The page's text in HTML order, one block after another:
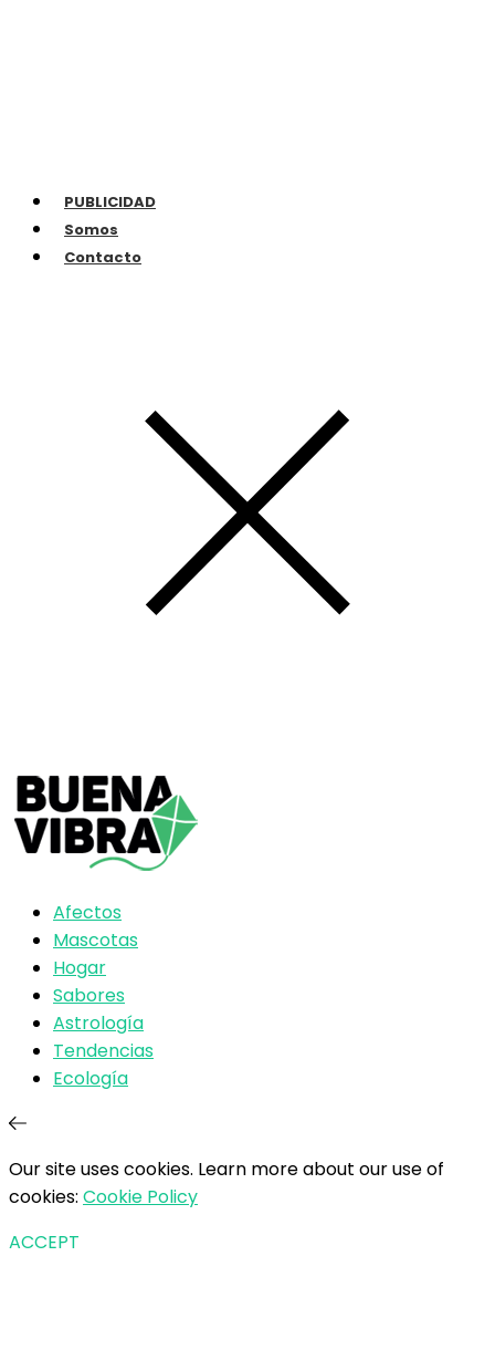
PUBLICIDAD
Somos
Contacto
Afectos
Mascotas
Hogar
Sabores
Astrología
Tendencias
Ecología
Our site uses cookies. Learn more about our use of
cookies: Cookie Policy
ACCEPT